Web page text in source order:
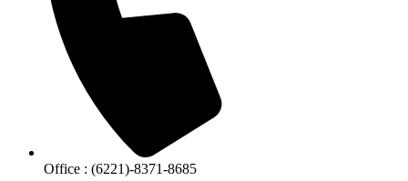
Office : (6221)-8371-8685